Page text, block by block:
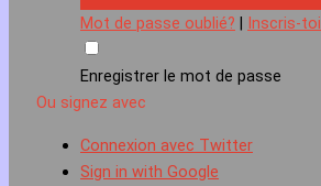
Mot de passe oublié? | Inscris-toi
Enregistrer le mot de passe
Ou signez avec
Connexion avec Twitter
Sign in with Google